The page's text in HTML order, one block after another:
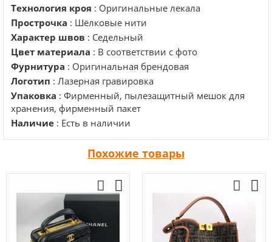
Технология кроя : Оригинальные лекала
Прострочка : Шёлковые нити
Характер швов : Седельный
Цвет материала : В соответствии с фото
Фурнитура : Оригинальная брендовая
Логотип : Лазерная гравировка
Упаковка : Фирменный, пылезащитный мешок для
хранения, фирменный пакет
Наличие : Есть в наличии
Похожие товары